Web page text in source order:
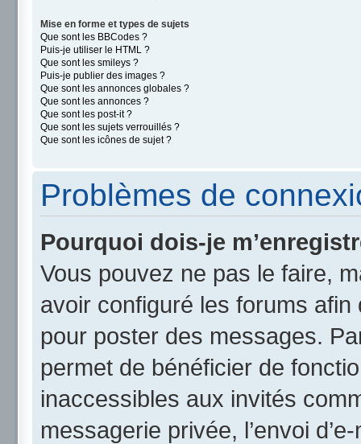
Mise en forme et types de sujets
Que sont les BBCodes ?
Puis-je utiliser le HTML ?
Que sont les smileys ?
Puis-je publier des images ?
Que sont les annonces globales ?
Que sont les annonces ?
Que sont les post-it ?
Que sont les sujets verrouillés ?
Que sont les icônes de sujet ?
Problèmes de
Pourquoi dois-je
Vous pouvez ne pas le faire,
avoir configuré les forums afin
pour poster des messages.
permet de bénéficier de
inaccessibles aux invités
messagerie privée, l’envoi